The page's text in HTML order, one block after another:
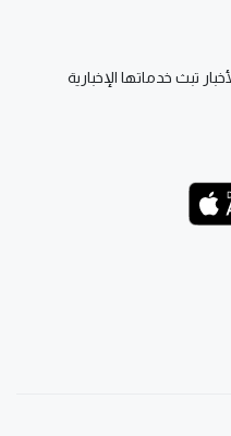
تبث خدماتها الإخبارية